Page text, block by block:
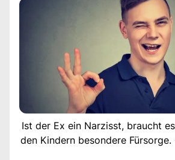
Ist der Ex ein Narzisst, braucht
den Kindern besondere